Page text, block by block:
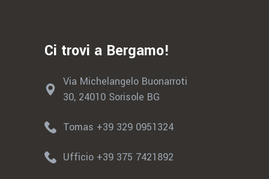
Ci trovi a Bergamo!
Via Michelangelo Buonarroti
30, 24010 Sorisole BG
Tomas +39 329 0951324
Ufficio +39 375 7421892